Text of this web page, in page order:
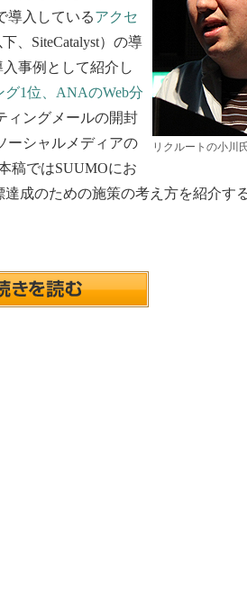
リクルートの小川
導入しているアクセ
、SiteCatalyst）の導
入事例として紹介し
グ1位、ANAのWeb分
ィングメールの開封
ーシャルメディアの
稿ではSUUMOにお
成のための施策の考え方を紹介する